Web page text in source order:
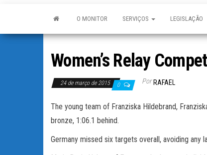
O MONITOR SERVIÇOS LEGISLAÇÃO
Women’s Relay
24 de março de 2015 0 Por RAFAEL
The young team of Franziska Hildebrand,
bronze, 1:06.1 behind.
Germany missed six targets overall, avoiding any